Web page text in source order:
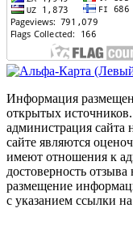
Информация
открытых источников.
администрация сайта
сайте являются
имеют отношения к
достоверность
размещение
с указанием ссылки